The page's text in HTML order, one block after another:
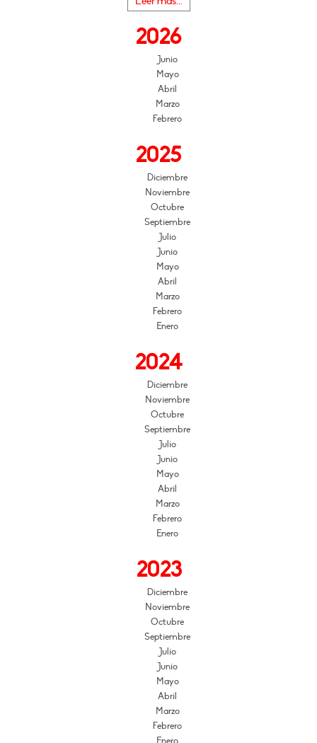
2026
Junio
Mayo
Abril
Marzo
Febrero
2025
Diciembre
Noviembre
Octubre
Septiembre
Julio
Junio
Mayo
Abril
Marzo
Febrero
Enero
2024
Diciembre
Noviembre
Octubre
Septiembre
Julio
Junio
Mayo
Abril
Marzo
Febrero
Enero
2023
Diciembre
Noviembre
Octubre
Septiembre
Julio
Junio
Mayo
Abril
Marzo
Febrero